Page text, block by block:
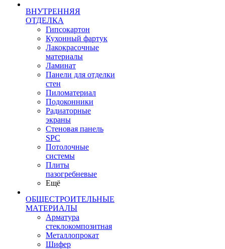
ВНУТРЕННЯЯ
ОТДЕЛКА
Гипсокартон
Кухонный фартук
Лакокрасочные
материалы
Ламинат
Панели для отделки
стен
Пиломатериал
Подоконники
Радиаторные
экраны
Стеновая панель
SPC
Потолочные
системы
Плиты
пазогребневые
Ещё
ОБЩЕСТРОИТЕЛЬНЫЕ
МАТЕРИАЛЫ
Арматура
стеклокомпозитная
Металлопрокат
Шифер